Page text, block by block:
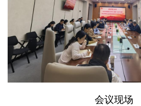
会议现场